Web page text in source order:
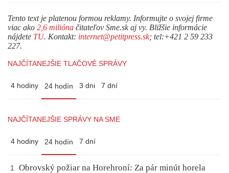
Tento text je platenou formou reklamy. Informujte o svojej firme
viac ako 2,6 milióna čitateľov Sme.sk aj vy. Bližšie informácie
nájdete TU. Kontakt: internet@petitpress.sk; tel:+421 2 59 233
227.
NAJČÍTANEJŠIE TLAČOVÉ SPRÁVY
4 hodiny 24 hodín 3 dni 7 dní
NAJČÍTANEJŠIE SPRÁVY NA SME
4 hodiny 24 hodín 7 dní
1
Obrovský požiar na Horehroní: Za pár minút horela